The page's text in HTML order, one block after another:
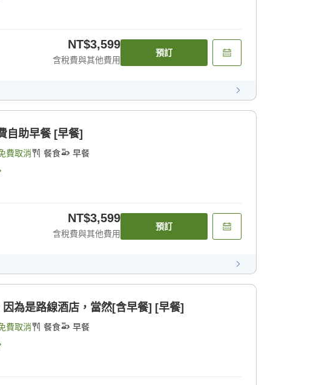
NT$3,599
含稅費與其他費用
預訂
自助早餐 [早餐]
費取消 餐食 早餐
NT$3,599
含稅費與其他費用
預訂
因為是路線酒店，當然[含早餐] [早餐]
費取消 餐食 早餐